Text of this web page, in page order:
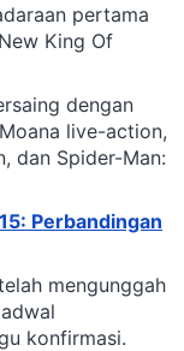
pertama
King Of
dengan
live-action,
dan Spider-Man:
Perbandingan
mengunggah
konfirmasi.